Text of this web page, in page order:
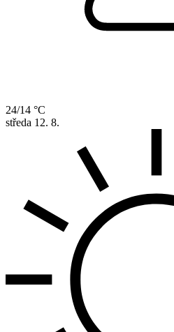
24/14 °C
středa 12. 8.